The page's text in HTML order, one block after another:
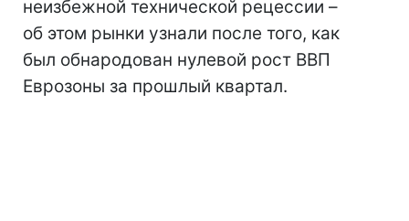
неизбежной технической рецессии –
об этом рынки узнали после того, как
был обнародован нулевой рост ВВП
Еврозоны за прошлый квартал.